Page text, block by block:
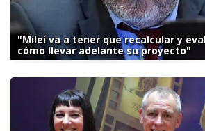
"Milei va a tener que recalcular y
cómo llevar adelante su proyecto"